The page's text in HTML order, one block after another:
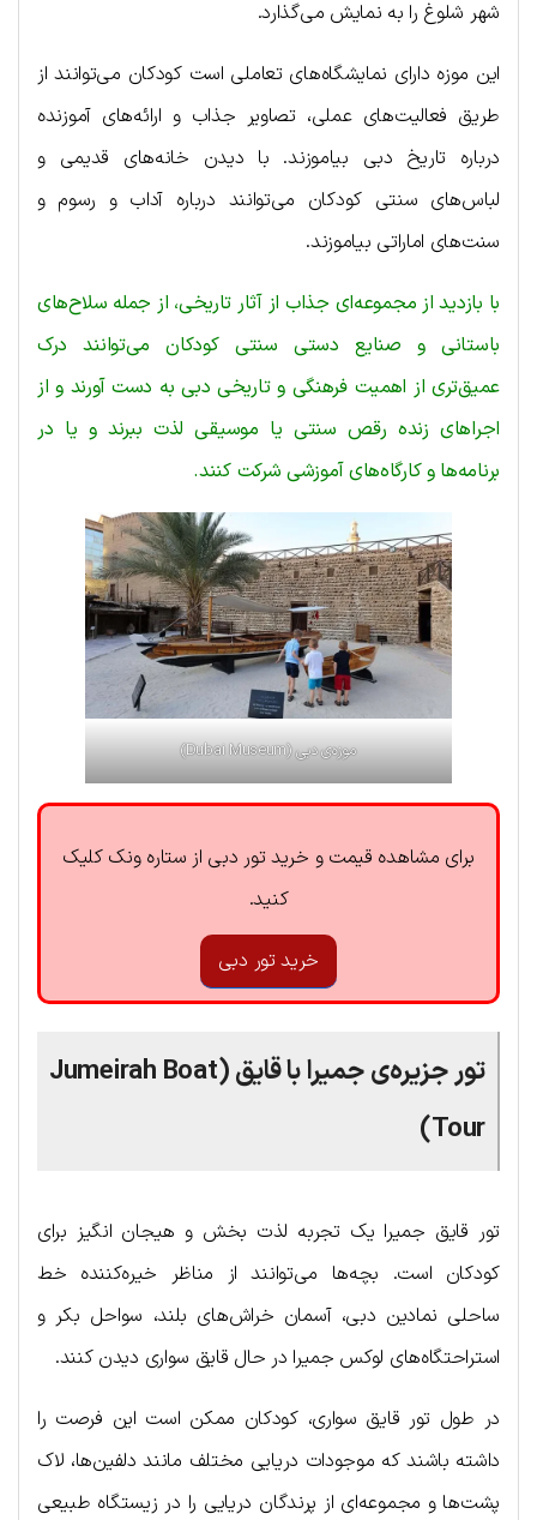
شهر شلوغ را به نمایش می‌گذارد.
این موزه دارای نمایشگاه‌های تعاملی است کودکان می‌توانند از
طریق فعالیت‌های عملی، تصاویر جذاب و ارائه‌های آموزنده
درباره تاریخ دبی بیاموزند. با دیدن خانه‌های قدیمی و
لباس‌های سنتی کودکان می‌توانند درباره آداب و رسوم و
سنت‌های اماراتی بیاموزند.
با بازدید از مجموعه‌ای جذاب از آثار تاریخی، از جمله سلاح‌های
باستانی و صنایع دستی سنتی کودکان می‌توانند درک
عمیق‌تری از اهمیت فرهنگی و تاریخی دبی به دست آورند و از
اجراهای زنده رقص سنتی یا موسیقی لذت ببرند و یا در
برنامه‌ها و کارگاه‌های آموزشی شرکت کنند.
موزه‌ی دبی (Dubai Museum)
برای مشاهده قیمت و خرید تور دبی از ستاره ونک کلیک
کنید.
خرید تور دبی
تور جزیره‌ی جمیرا با قایق (Jumeirah Boat
Tour)
تور قایق جمیرا یک تجربه لذت بخش و هیجان انگیز برای
کودکان است. بچه‌ها می‌توانند از مناظر خیره‌کننده خط
ساحلی نمادین دبی، آسمان خراش‌های بلند، سواحل بکر و
استراحتگاه‌های لوکس جمیرا در حال قایق سواری دیدن کنند.
در طول تور قایق سواری، کودکان ممکن است این فرصت را
داشته باشند که موجودات دریایی مختلف مانند دلفین‌ها، لاک
پشت‌ها و مجموعه‌ای از پرندگان دریایی را در زیستگاه طبیعی